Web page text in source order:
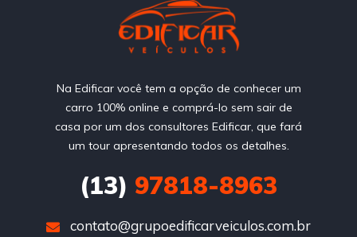
Na Edificar você tem a opção de conhecer um
carro 100% online e comprá-lo sem sair de
casa por um dos consultores Edificar, que fará
um tour apresentando todos os detalhes.
(13) 97818-8963
contato@grupoedificarveiculos.com.br